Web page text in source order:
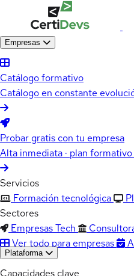
Empresas
Catálogo formativo
Catálogo en constante
Probar gratis con tu empresa
Alta inmediata · plan
Servicios
Formación tecnológica
Sectores
Empresas Tech
Ver todo para empresas
Plataforma
Capacidades clave